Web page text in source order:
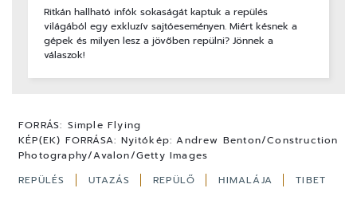
Ritkán hallható infók sokaságát kaptuk a repülés
világából egy exkluzív sajtóeseményen. Miért késnek a
gépek és milyen lesz a jövőben repülni? Jönnek a
válaszok!
FORRÁS: Simple Flying
KÉP(EK) FORRÁSA: Nyitókép: Andrew Benton/Construction
Photography/Avalon/Getty Images
REPÜLÉS
UTAZÁS REPÜLŐ HIMALÁJA TIBET